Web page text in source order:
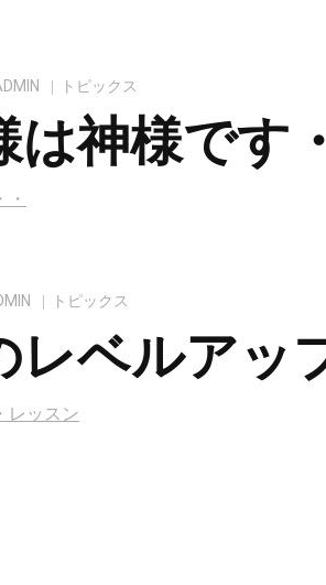
トピックス
は神様です
トピックス
レベルアッ
レッスン